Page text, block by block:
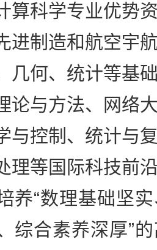
算科学专业优势
进制造和航空宇
几何、统计等基
论与方法、网络
与控制、统计与
理等国际科技前
养“数理基础坚
综合素养深厚”